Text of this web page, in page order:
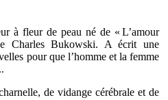
à fleur de peau né de « L’amour
Charles Bukowski. A écrit une
pour que l’homme et la femme
de vidange cérébrale et de